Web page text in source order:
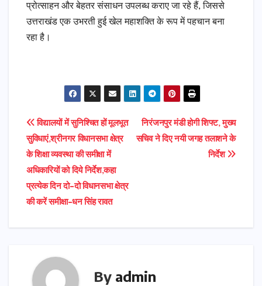
प्रोत्साहन और बेहतर संसाधन उपलब्ध कराए जा रहे हैं, जिससे
उत्तराखंड एक उभरती हुई खेल महाशक्ति के रूप में पहचान बना
रहा है।
Post
navigation
निरंजनपुर मंडी होगी शिफ्ट, मुख्य
सचिव ने दिए नयी जगह तलाशने के
निर्देश
विद्यालयों में सुनिश्चित हों मूलभूत
सुविधाएं,श्रीनगर विधानसभा क्षेत्र
के शिक्षा व्यवस्था की समीक्षा में
अधिकारियों को दिये निर्देश,कहा
प्रत्येक दिन दो-दो विधानसभा क्षेत्र
की करें समीक्षा-धन सिंह रावत
By admin